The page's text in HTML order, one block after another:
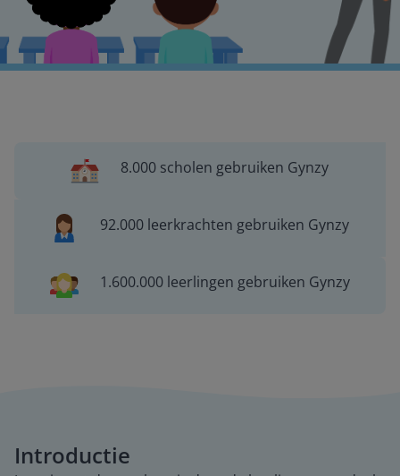
8.000 scholen gebruiken Gynzy
92.000 leerkrachten gebruiken Gynzy
1.600.000 leerlingen gebruiken Gynzy
Introductie